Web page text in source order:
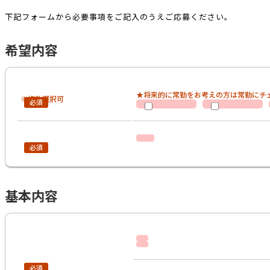
下記フォームから必要事項をご記入のうえご応募ください。
希望内容
※複数選択可 ★将来的に常勤をお考えの方は常勤にチ
基本内容